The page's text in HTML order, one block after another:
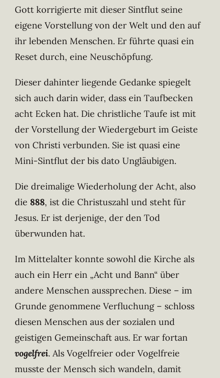
Gott korrigierte mit dieser Sintflut seine
eigene Vorstellung von der Welt und den auf
ihr lebenden Menschen. Er führte quasi ein
Reset durch, eine Neuschöpfung.
Dieser dahinter liegende Gedanke spiegelt
sich auch darin wider, dass ein Taufbecken
acht Ecken hat. Die christliche Taufe ist mit
der Vorstellung der Wiedergeburt im Geiste
von Christi verbunden. Sie ist quasi eine
Mini-Sintflut der bis dato Ungläubigen.
Die dreimalige Wiederholung der Acht, also
die 888, ist die Christuszahl und steht für
Jesus. Er ist derjenige, der den Tod
überwunden hat.
Im Mittelalter konnte sowohl die Kirche als
auch ein Herr ein „Acht und Bann“ über
andere Menschen aussprechen. Diese – im
Grunde genommene Verfluchung – schloss
diesen Menschen aus der sozialen und
geistigen Gemeinschaft aus. Er war fortan
vogelfrei. Als Vogelfreier oder Vogelfreie
musste der Mensch sich wandeln, damit